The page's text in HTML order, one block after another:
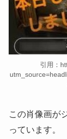
引用：
この肖像画が
っています。